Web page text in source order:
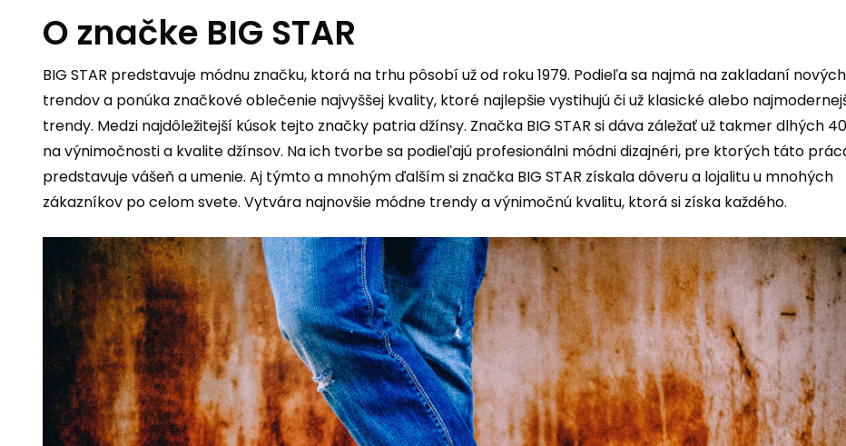
O značke BIG STAR
BIG STAR predstavuje módnu značku, ktorá na trhu pôsobí už od roku 1979. Podieľa sa najmä na zakladaní nových
trendov a ponúka značkové oblečenie najvyššej kvality, ktoré najlepšie vystihujú či už klasické alebo
trendy. Medzi najdôležitejší kúsok tejto značky patria džínsy. Značka BIG STAR si dáva záležať už takmer dlhých
na výnimočnosti a kvalite džínsov. Na ich tvorbe sa podieľajú profesionálni módni dizajnéri, pre ktorých táto
predstavuje vášeň a umenie. Aj týmto a mnohým ďalším si značka BIG STAR získala dôveru a lojalitu u mnohých
zákazníkov po celom svete. Vytvára najnovšie módne trendy a výnimočnú kvalitu, ktorá si získa každého.